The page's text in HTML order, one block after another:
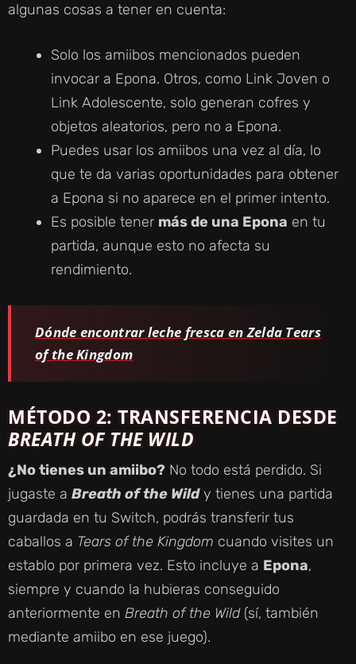
algunas cosas a tener en cuenta:
Solo los amiibos mencionados pueden
invocar a Epona. Otros, como Link Joven o
Link Adolescente, solo generan cofres y
objetos aleatorios, pero no a Epona.
Puedes usar los amiibos una vez al día, lo
que te da varias oportunidades para obtener
a Epona si no aparece en el primer intento.
Es posible tener más de una Epona en tu
partida, aunque esto no afecta su
rendimiento.
Dónde encontrar leche fresca en Zelda Tears
of the Kingdom
MÉTODO 2: TRANSFERENCIA DESDE
BREATH OF THE WILD
¿No tienes un amiibo? No todo está perdido. Si
jugaste a Breath of the Wildy tienes una partida
guardada en tu Switch, podrás transferir tus
caballos a Tears of the Kingdom cuando visites un
establo por primera vez. Esto incluye a Epona,
siempre y cuando la hubieras conseguido
anteriormente en Breath of the Wild(sí, también
mediante amiibo en ese juego).